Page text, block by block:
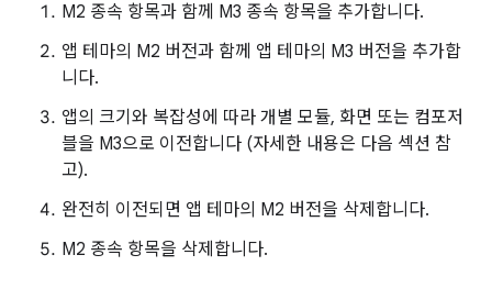
M2 종속 항목과 함께 M3 종속 항목을 추가합니다.
앱 테마의 M2 버전과 함께 앱 테마의 M3 버전을 추가합
니다.
앱의 크기와 복잡성에 따라 개별 모듈, 화면 또는 컴포저
블을 M3으로 이전합니다 (자세한 내용은 다음 섹션 참
고).
완전히 이전되면 앱 테마의 M2 버전을 삭제합니다.
M2 종속 항목을 삭제합니다.